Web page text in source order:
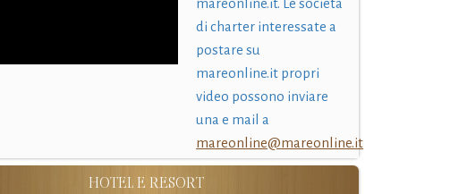
di charter interessate a
postare su
mareonline.it propri
video possono inviare
una e mail a
mareonline@mareonline.it
HOTEL E RESORT